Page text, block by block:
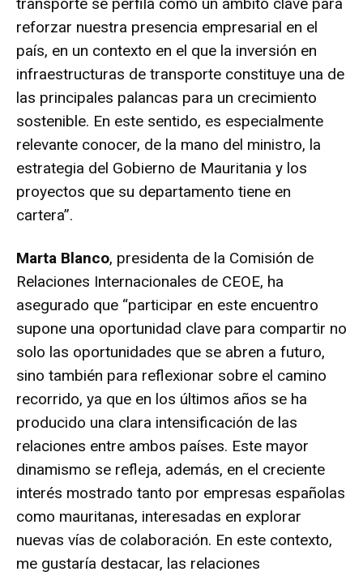
reforzar nuestra presencia empresarial en el
país, en un contexto en el que la inversión en
infraestructuras de transporte constituye una de
las principales palancas para un crecimiento
sostenible. En este sentido, es especialmente
relevante conocer, de la mano del ministro, la
estrategia del Gobierno de Mauritania y los
proyectos que su departamento tiene en
cartera”.
Marta Blanco, presidenta de la Comisión de
Relaciones Internacionales de CEOE, ha
asegurado que “participar en este encuentro
supone una oportunidad clave para compartir no
solo las oportunidades que se abren a futuro,
sino también para reflexionar sobre el camino
recorrido, ya que en los últimos años se ha
producido una clara intensificación de las
relaciones entre ambos países. Este mayor
dinamismo se refleja, además, en el creciente
interés mostrado tanto por empresas españolas
como mauritanas, interesadas en explorar
nuevas vías de colaboración. En este contexto,
me gustaría destacar, las relaciones